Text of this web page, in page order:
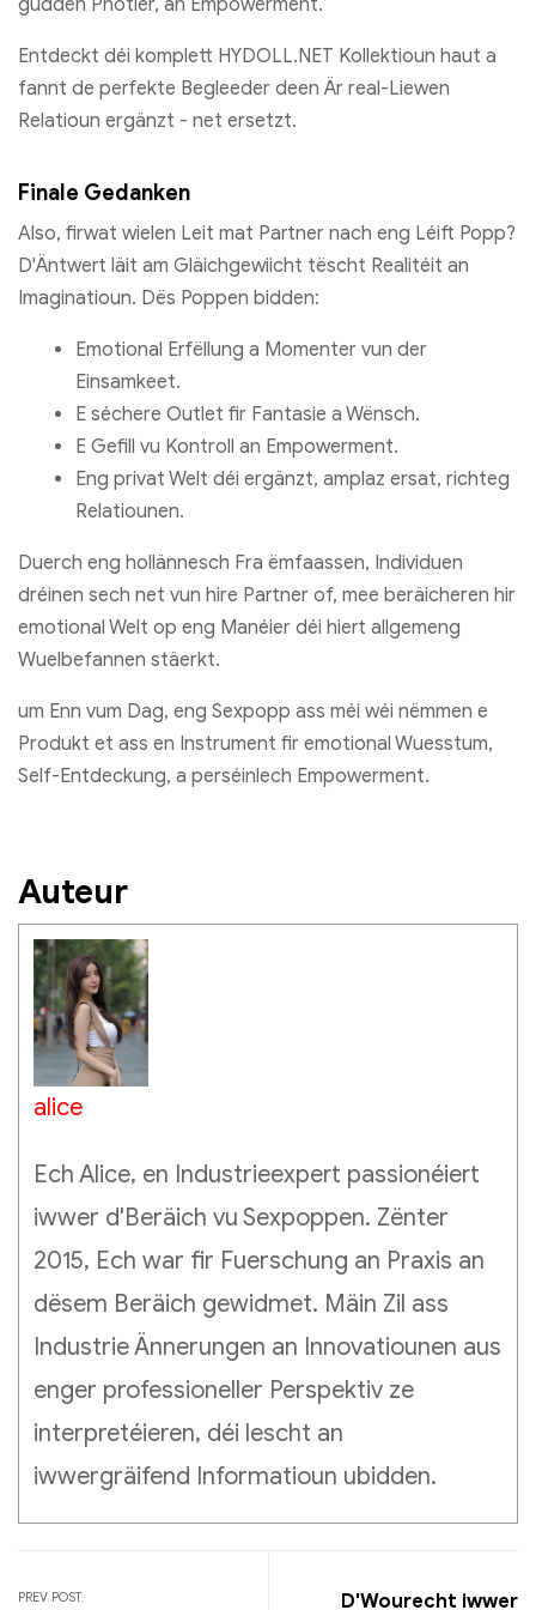
Entdeckt déi komplett HYDOLL.NET Kollektioun haut a
fannt de perfekte Begleeder deen Är real-Liewen
Relatioun ergänzt - net ersetzt.
Finale Gedanken
Also, firwat wielen Leit mat Partner nach eng Léift Popp?
D'Äntwert läit am Gläichgewiicht tëscht Realitéit an
Imaginatioun. Dës Poppen bidden:
Emotional Erfëllung a Momenter vun der
Einsamkeet.
E séchere Outlet fir Fantasie a Wënsch.
E Gefill vu Kontroll an Empowerment.
Eng privat Welt déi ergänzt, amplaz ersat, richteg
Relatiounen.
Duerch eng hollännesch Fra ëmfaassen, Individuen
dréinen sech net vun hire Partner of, mee beräicheren hir
emotional Welt op eng Manéier déi hiert allgemeng
Wuelbefannen stäerkt.
um Enn vum Dag, eng Sexpopp ass méi wéi nëmmen e
Produkt et ass en Instrument fir emotional Wuesstum,
Self-Entdeckung, a perséinlech Empowerment.
Auteur
alice
Ech Alice, en Industrieexpert passionéiert
iwwer d'Beräich vu Sexpoppen. Zënter
2015, Ech war fir Fuerschung an Praxis an
dësem Beräich gewidmet. Mäin Zil ass
Industrie Ännerungen an Innovatiounen aus
enger professioneller Perspektiv ze
interpretéieren, déi lescht an
iwwergräifend Informatioun ubidden.
PREV POST
D'Wourecht iwwer